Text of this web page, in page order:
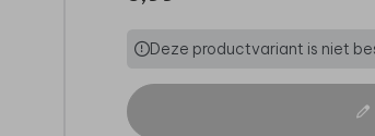
Deze productvariant is niet